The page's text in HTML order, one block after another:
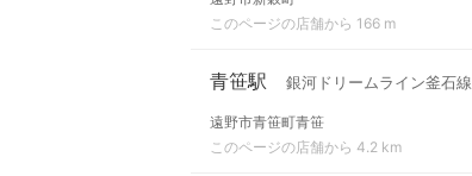
このページの店舗から 166 m
青笹駅 銀河ドリームライン釜石線
遠野市青笹町青笹
このページの店舗から 4.2 km